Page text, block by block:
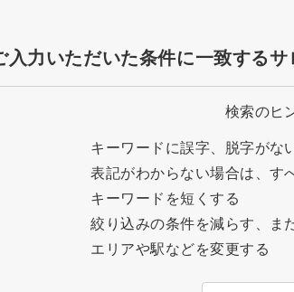
入力いただいた条件に一致するサ
検索のヒ
キーワードに誤字、脱字がな
表記がわからない場合は、す
キーワードを短くする
絞り込みの条件を減らす、ま
エリアや駅などを変更する